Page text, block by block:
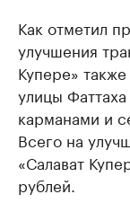
Как отметил
улучшения
Купере»
улицы
карманами и
Всего на
«Салават
рублей.